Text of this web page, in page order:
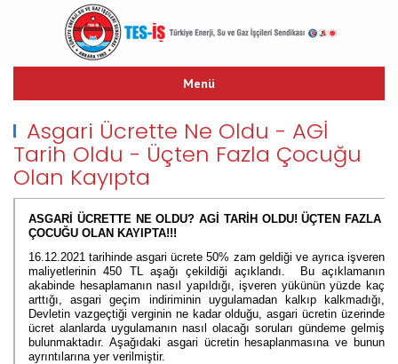
Menü
ANASAYFA
TARİHÇE
TES-İŞ MARŞI
YAYINLARIMIZ
TEŞKİLAT YAPISI
TOPLU İŞ SÖZLEŞMESİ
HUKUK
LİNKLER
İLETİŞİM
Asgari Ücrette Ne Oldu - AGİ
Tarih Oldu - Üçten Fazla Çocuğu
Olan Kayıpta
ASGARİ ÜCRETTE NE OLDU? AGİ TARİH OLDU! ÜÇTEN FAZLA
ÇOCUĞU OLAN KAYIPTA!!!
16.12.2021 tarihinde asgari ücrete 50% zam geldiği ve ayrıca işveren
maliyetlerinin 450 TL aşağı çekildiği açıklandı.
Bu açıklamanın
akabinde hesaplamanın nasıl yapıldığı, işveren yükünün yüzde kaç
arttığı, asgari geçim indiriminin uygulamadan kalkıp kalkmadığı,
Devletin vazgeçtiği verginin ne kadar olduğu, asgari ücretin üzerinde
ücret alanlarda uygulamanın nasıl olacağı soruları gündeme gelmiş
bulunmaktadır. Aşağıdaki asgari ücretin hesaplanmasına ve bunun
ayrıntılarına yer verilmiştir.